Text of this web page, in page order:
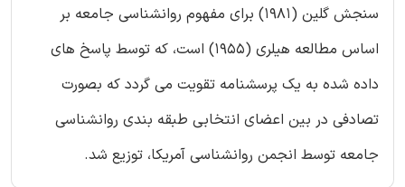
سنجش گلین (1981) برای مفهوم روانشناسی جامعه بر
اساس مطالعه هیلری (1955) است، که توسط پاسخ های
داده شده به یک پرسشنامه تقویت می گردد که بصورت
تصادفی در بین اعضای انتخابی طبقه بندی روانشناسی
جامعه توسط انجمن روانشناسی آمریکا، توزیع شد.